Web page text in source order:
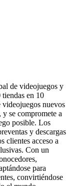
de videojuegos y
en 10
videojuegos nuevos
se compromete a
posible. Los
y descargas
clientes acceso a
Con un
para
convirtiéndose